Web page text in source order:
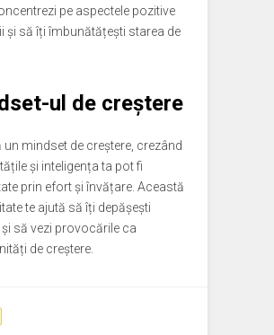
pe aspectele pozitive
și să îți îmbunătățești starea de
ul de creștere
un mindset de creștere, crezând
și inteligența ta pot fi
prin efort și învățare. Această
te ajută să îți depășești
și să vezi provocările ca
de creștere.